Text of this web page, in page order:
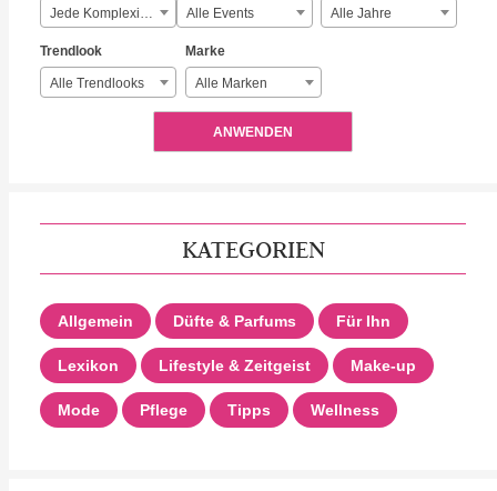
Jede Komplexität Alle Events Alle Jahre
Trendlook
Alle Trendlooks
Marke
Alle Marken
ANWENDEN
KATEGORIEN
Allgemein Düfte & Parfums Für Ihn
Lexikon Lifestyle & Zeitgeist Make-up
Mode Pflege Tipps Wellness